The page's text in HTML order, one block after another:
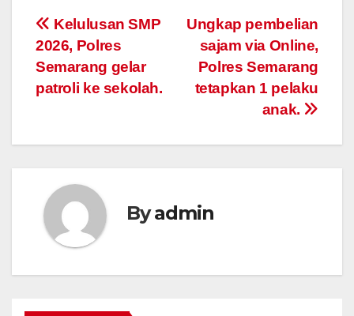
Post
navigation
Ungkap pembelian
sajam via Online,
Polres Semarang
tetapkan 1 pelaku
anak.
Kelulusan SMP
2026, Polres
Semarang gelar
patroli ke sekolah.
Byadmin